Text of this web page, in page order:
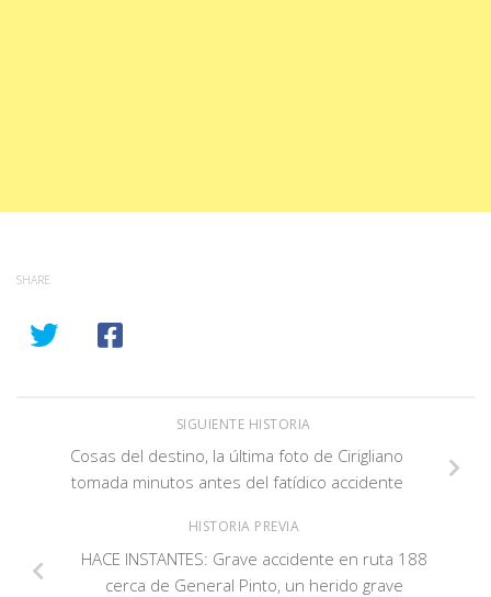
SHARE
SIGUIENTE HISTORIA
Cosas del destino, la última foto de Cirigliano
tomada minutos antes del fatídico accidente
HISTORIA PREVIA
HACE INSTANTES: Grave accidente en ruta 188
cerca de General Pinto, un herido grave